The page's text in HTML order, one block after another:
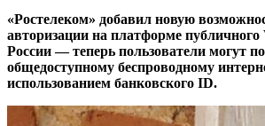
«Ростелеком» добавил новую
авторизации на платформе публичного
России — теперь пользователи могут
общедоступному беспроводному
использованием банковского ID.